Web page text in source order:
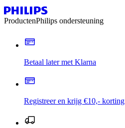
ProductenPhilips ondersteuning
Betaal later met Klarna
Registreer en krijg €10,- korting